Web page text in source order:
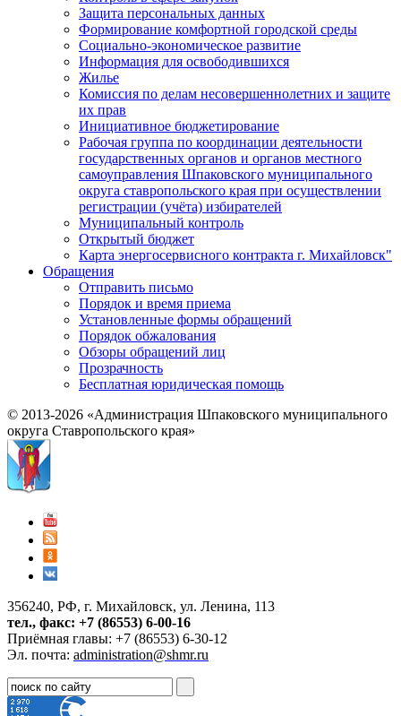
Защита персональных данных
Формирование комфортной городской среды
Социально-экономическое развитие
Информация для освободившихся
Жилье
Комиссия по делам несовершеннолетних и защите
их прав
Инициативное бюджетирование
Рабочая группа по координации деятельности
государственных органов и органов местного
самоуправления Шпаковского муниципального
округа ставропольского края при осуществлении
регистрации (учёта) избирателей
Муниципальный контроль
Открытый бюджет
Карта энергосервисного контракта г. Михайловск"
Обращения
Отправить письмо
Порядок и время приема
Установленные формы обращений
Порядок обжалования
Обзоры обращений лиц
Прозрачность
Бесплатная юридическая помощь
© 2013-2026 «Администрация Шпаковского муниципального
округа Ставропольского края»
356240, РФ, г. Михайловск, ул. Ленина, 113
тел., факс: +7 (86553) 6-00-16
Приёмная главы: +7 (86553) 6-30-12
Эл. почта: administration@shmr.ru